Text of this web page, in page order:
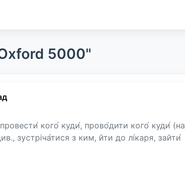
5000"
кого́ куди́, прово́дити кого́ куди́ (на
зустріча́тися з ким, йти до лі́каря, зайти́